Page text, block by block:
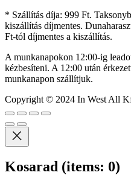
* Szállítás díja: 999 Ft.
kiszállítás díjmentes.
Ft-tól díjmentes a kiszállítás.
A munkanapokon 12:00-ig
kézbesíteni. A 12:00 után
munkanapon szállítjuk.
Copyright © 2024 In West All
Kosarad (items: 0)